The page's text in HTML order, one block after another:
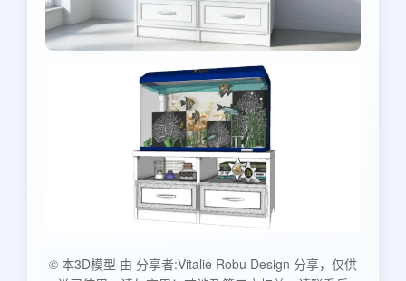
© 本3D模型 由 分享者:Vitalie Robu Design 分享，仅供